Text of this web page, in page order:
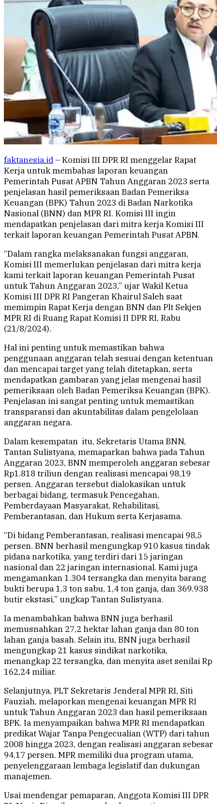
faktanesia.id– Komisi III DPR RI menggelar Rapat
Kerja untuk membahas laporan keuangan
Pemerintah Pusat APBN Tahun Anggaran 2023 serta
penjelasan hasil pemeriksaan Badan Pemeriksa
Keuangan (BPK) Tahun 2023 di Badan Narkotika
Nasional (BNN) dan MPR RI. Komisi III ingin
mendapatkan penjelasan dari mitra kerja Komisi III
terkait laporan keuangan Pemerintah Pusat APBN.
“Dalam rangka melaksanakan fungsi anggaran,
Komisi III memerlukan penjelasan dari mitra kerja
kami terkait laporan keuangan Pemerintah Pusat
untuk Tahun Anggaran 2023,” ujar Wakil Ketua
Komisi III DPR RI Pangeran Khairul Saleh saat
memimpin Rapat Kerja dengan BNN dan Plt Sekjen
MPR RI di Ruang Rapat Komisi II DPR RI, Rabu
(21/8/2024).
Hal ini penting untuk memastikan bahwa
penggunaan anggaran telah sesuai dengan ketentuan
dan mencapai target yang telah ditetapkan, serta
mendapatkan gambaran yang jelas mengenai hasil
pemeriksaan oleh Badan Pemeriksa Keuangan (BPK).
Penjelasan ini sangat penting untuk memastikan
transparansi dan akuntabilitas dalam pengelolaan
anggaran negara.
Dalam kesempatan itu, Sekretaris Utama BNN,
Tantan Sulistyana, memaparkan bahwa pada Tahun
Anggaran 2023, BNN memperoleh anggaran sebesar
Rp1.818 triliun dengan realisasi mencapai 98,19
persen. Anggaran tersebut dialokasikan untuk
berbagai bidang, termasuk Pencegahan,
Pemberdayaan Masyarakat, Rehabilitasi,
Pemberantasan, dan Hukum serta Kerjasama.
“Di bidang Pemberantasan, realisasi mencapai 98,5
persen. BNN berhasil mengungkap 910 kasus tindak
pidana narkotika, yang terdiri dari 15 jaringan
nasional dan 22 jaringan internasional. Kami juga
mengamankan 1.304 tersangka dan menyita barang
bukti berupa 1,3 ton sabu, 1,4 ton ganja, dan 369.938
butir ekstasi,” ungkap Tantan Sulistyana.
Ia menambahkan bahwa BNN juga berhasil
memusnahkan 27,2 hektar lahan ganja dan 80 ton
lahan ganja basah. Selain itu, BNN juga berhasil
mengungkap 21 kasus sindikat narkotika,
menangkap 22 tersangka, dan menyita aset senilai Rp
162,24 miliar.
Selanjutnya, PLT Sekretaris Jenderal MPR RI, Siti
Fauziah, melaporkan mengenai keuangan MPR RI
untuk Tahun Anggaran 2023 dan hasil pemeriksaan
BPK. Ia menyampaikan bahwa MPR RI mendapatkan
predikat Wajar Tanpa Pengecualian (WTP) dari tahun
2008 hingga 2023, dengan realisasi anggaran sebesar
94,17 persen. MPR memiliki dua program utama,
penyelenggaraan lembaga legislatif dan dukungan
manajemen.
Usai mendengar pemaparan, Anggota Komisi III DPR